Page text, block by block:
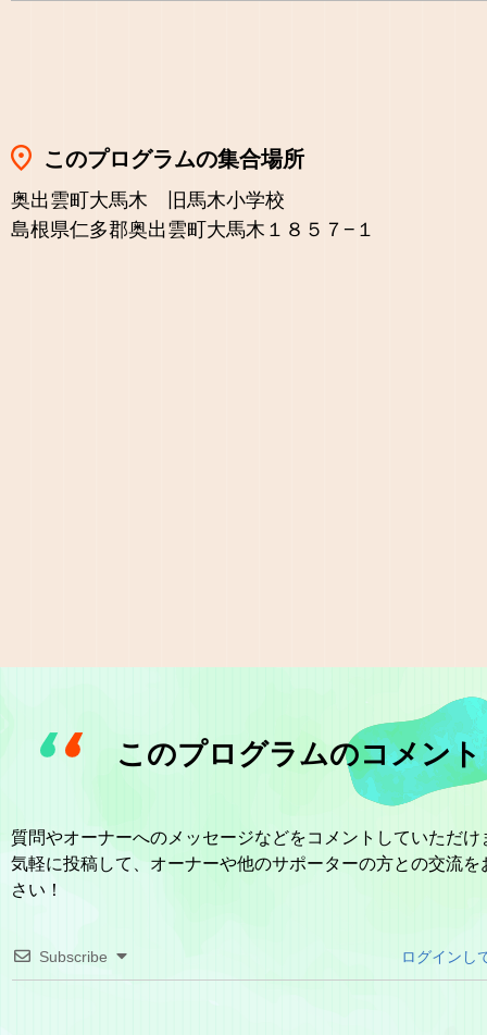
このプログラムの集合場所
奥出雲町大馬木 旧馬木小学校
島根県仁多郡奥出雲町大馬木１８５７−１
このプログラムのコメント
質問やオーナーへのメッセージなどをコメントしていただけ
気軽に投稿して、オーナーや他のサポーターの方との交流を
さい！
Subscribe ログインし